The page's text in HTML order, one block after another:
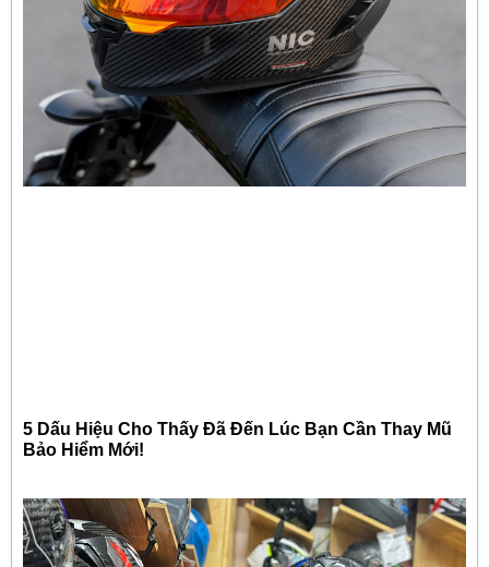
5 Dấu Hiệu Cho Thấy Đã Đến Lúc Bạn Cần Thay Mũ
Bảo Hiểm Mới!